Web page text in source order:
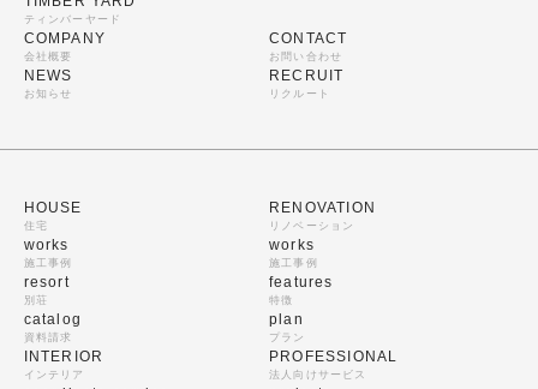
ティンバーヤード
COMPANY
会社概要
NEWS
お知らせ
CONTACT
お問い合わせ
RECRUIT
リクルート
HOUSE
住宅
works
施工事例
resort
別荘
catalog
資料請求
RENOVATION
リノベーション
works
施工事例
features
特徴
plan
プラン
INTERIOR
インテリア
PROFESSIONAL
法人向けサービス